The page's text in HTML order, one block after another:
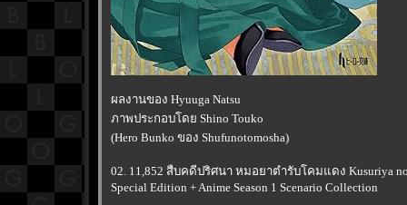
ผลงานของ Hyuuga Natsu
ภาพประกอบโดย Shino Touko
(Hero Bunko ของ Shufunotomosha)
02. 11,852 สืบคดีปริศนา หมอยาตำรับโคมแดง Kusuriya
Special Edition + Anime Season 1 Scenario Collection